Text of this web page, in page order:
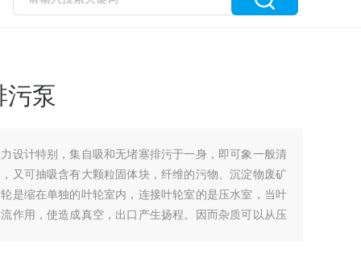
污泵
设计特别，集自吸和无堵塞排污于一身，即可象一般清
又可抽吸含有大颗粒固体块，纤维的污物、沉淀物废矿
是缩在单独的叶轮室内，连接叶轮室的是压水室，当叶
作用，使造成真空，出口产生扬程。因而杂质可以从压